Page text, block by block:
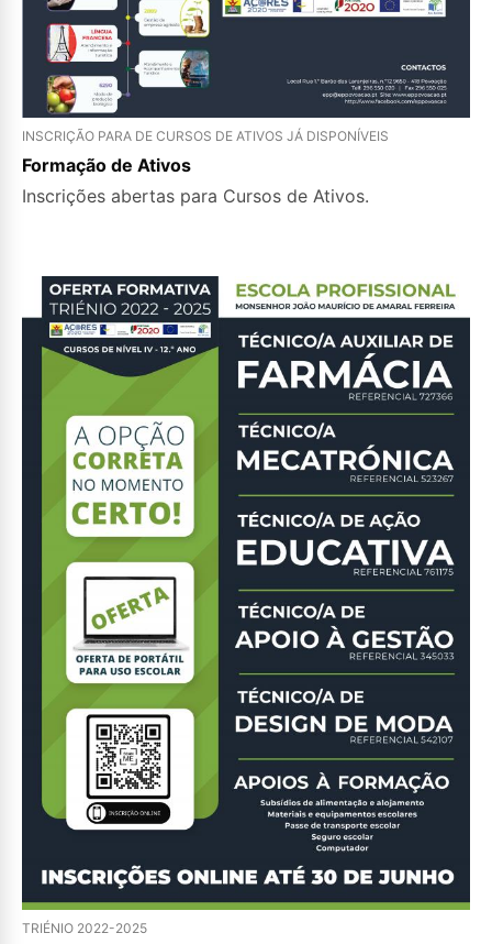
INSCRIÇÃO PARA DE CURSOS DE ATIVOS JÁ DISPONÍVEIS
Formação de Ativos
Inscrições abertas para Cursos de Ativos.
TRIÉNIO 2022-2025